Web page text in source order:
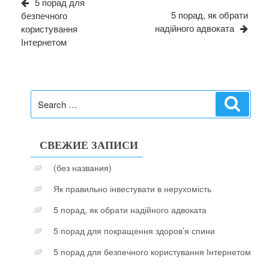
записям
безпечного
користування
Інтернетом
5 порад, як обрати
надійного адвоката
for:
СВЕЖИЕ ЗАПИСИ
(без названия)
Як правильно інвестувати в нерухомість
5 порад, як обрати надійного адвоката
5 порад для покращення здоров’я спини
5 порад для безпечного користування Інтернетом